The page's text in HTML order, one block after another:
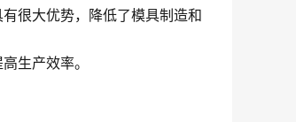
很大优势，降低了模具制造和
生产效率。